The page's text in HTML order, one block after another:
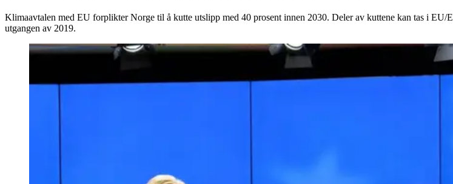
Klimaavtalen med EU forplikter Norge til å kutte utslipp med 40 prosent innen 2030. Deler av kuttene kan tas i
utgangen av 2019.